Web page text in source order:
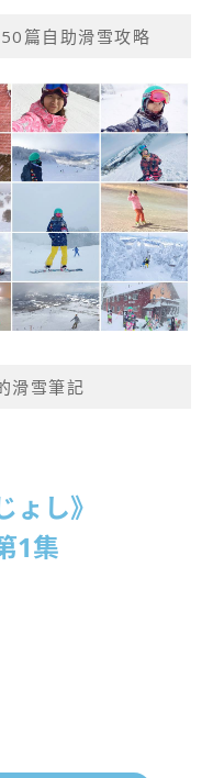
篇自助滑雪攻略
滑雪筆記